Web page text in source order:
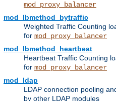
mod_proxy_balancer
mod_lbmethod_bytraffic
Weighted Traffic Counting
for mod_proxy_balancer
mod_lbmethod_heartbeat
Heartbeat Traffic Counting
for mod_proxy_balancer
mod_ldap
LDAP connection pooling
by other LDAP modules